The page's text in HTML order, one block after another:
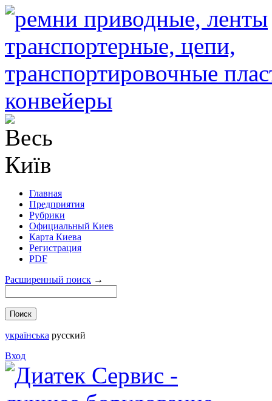
Главная
Предприятия
Рубрики
Официальный Киев
Карта Киева
Регистрация
PDF
Расширенный поиск →
українська русский
Вход